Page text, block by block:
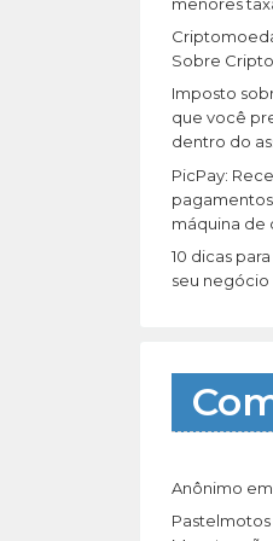
:
Sobre
Imposto
que você
dentro do
PicPay:
máquina de
10 dicas
seu
Anônimo em
Pastelmotos